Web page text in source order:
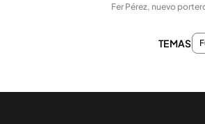
Fer Pérez, nuevo
TEMAS